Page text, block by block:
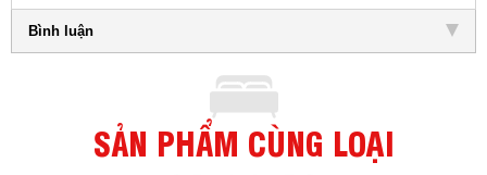
Bình luận
SẢN PHẨM CÙNG LOẠI